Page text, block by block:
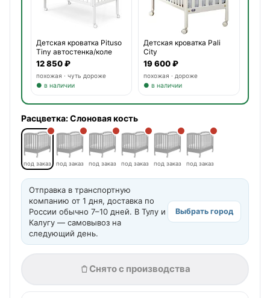
Детская кроватка Pituso
Tiny автостенка/коле
12 850 ₽
похожая · чуть дороже
● в наличии
Детская кроватка Pali
City
19 600 ₽
похожая · дороже
● в наличии
Расцветка:Слоновая кость
под заказ под заказ под заказ под заказ под заказ под заказ
Отправка в транспортную
компанию от 1 дня, доставка по
России обычно 7–10 дней. В Тулу и
Калугу — самовывоз на
следующий день.
Выбрать город
Снято с производства